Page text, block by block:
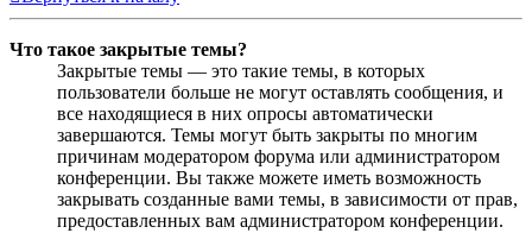
Что такое закрытые темы?
Закрытые темы — это такие темы, в которых
пользователи больше не могут оставлять сообщения, и
все находящиеся в них опросы автоматически
завершаются. Темы могут быть закрыты по многим
причинам модератором форума или администратором
конференции. Вы также можете иметь возможность
закрывать созданные вами темы, в зависимости от прав,
предоставленных вам администратором конференции.